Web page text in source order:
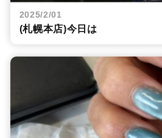
2025/2/01
(札幌本店)今日は